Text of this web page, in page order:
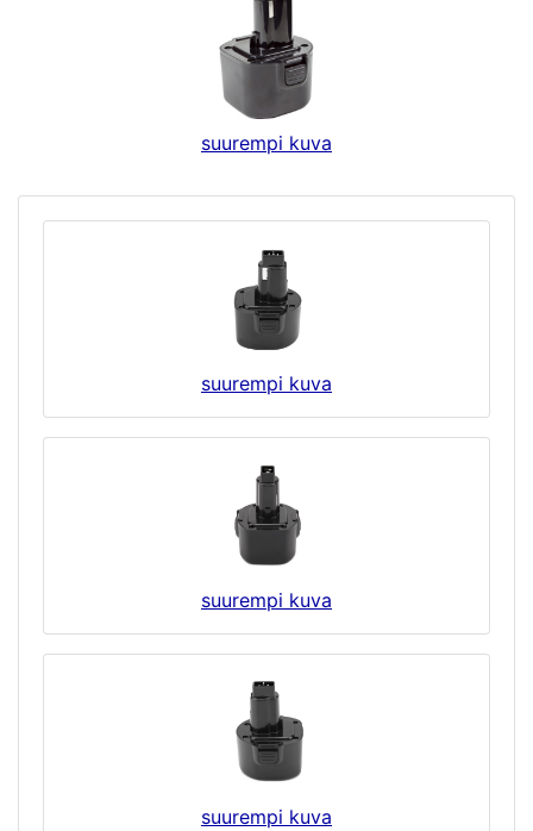
suurempi kuva
suurempi kuva
suurempi kuva
suurempi kuva